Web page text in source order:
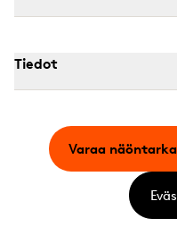
Tiedot
Varaa